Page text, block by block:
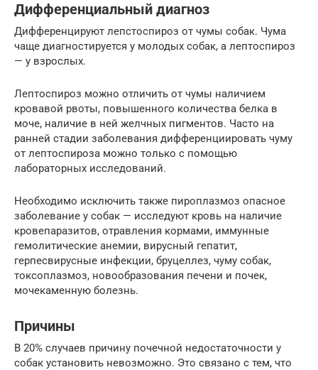
Дифференциальный диагноз
Дифференцируют лепстоспироз от чумы собак. Чума
чаще диагностируется у молодых собак, а лептоспироз
— у взрослых.
Лептоспироз можно отличить от чумы наличием
кровавой рвоты, повышенного количества белка в
моче, наличие в ней желчных пигментов. Часто на
ранней стадии заболевания дифференциировать чуму
от лептоспироза можно только с помощью
лабораторных исследований.
Необходимо исключить также пироплазмоз опасное
заболевание у собак — исследуют кровь на наличие
кровепаразитов, отравления кормами, иммунные
гемолитические анемии, вирусный гепатит,
герпесвирусные инфекции, бруцеллез, чуму собак,
токсоплазмоз, новообразования печени и почек,
мочекаменную болезнь.
Причины
В 20% случаев причину почечной недостаточности у
собак установить невозможно. Это связано с тем, что